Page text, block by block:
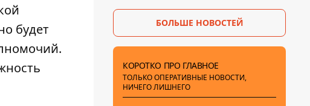
будет
новой гомельской бригады
БОЛЬШЕ НОВОСТЕЙ
КОРОТКО ПРО ГЛАВНОЕ
ТОЛЬКО ОПЕРАТИВНЫЕ НОВОСТИ,
НИЧЕГО ЛИШНЕГО